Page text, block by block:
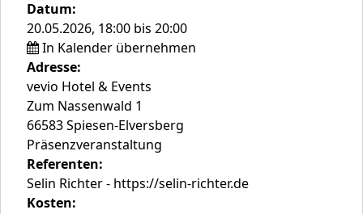
Datum:
20.05.2026, 18:00 bis 20:00
In Kalender übernehmen
Adresse:
vevio Hotel & Events
Zum Nassenwald 1
66583 Spiesen-Elversberg
Präsenzveranstaltung
Referenten:
Selin Richter - https://selin-richter.de
Kosten: